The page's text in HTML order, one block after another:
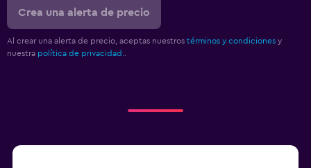
Crea una alerta de precio
Al crear una alerta de precio, aceptas nuestros términos y condiciones y
nuestra política de privacidad.